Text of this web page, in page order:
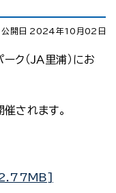
公開日 2024年10月02日
（JA里浦）にお
されます。
2.77MB]